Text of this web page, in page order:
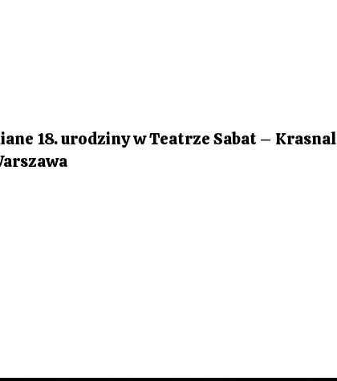
18. urodziny w Teatrze Sabat – Krasnal